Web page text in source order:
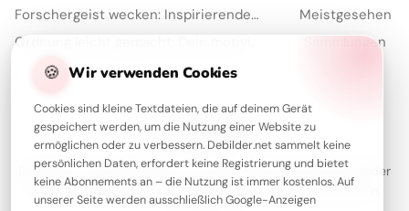
🍪 Wir verwenden Cookies
Cookies sind kleine Textdateien, die auf deinem Gerät
gespeichert werden, um die Nutzung einer Website zu
ermöglichen oder zu verbessern. Debilder.net sammelt keine
persönlichen Daten, erfordert keine Registrierung und bietet
keine Abonnements an – die Nutzung ist immer kostenlos. Auf
unserer Seite werden ausschließlich Google-Anzeigen
Forschergeist wecken: Inspirierende Schulstart-Bilder für Facebook
Meistgesehen
Sammlungen
Über Debilder
Debilder ist deine Plattform für die schönsten Grüße und Bilder
zum Teilen. Entdecke unsere Sammlung und verschenke ein